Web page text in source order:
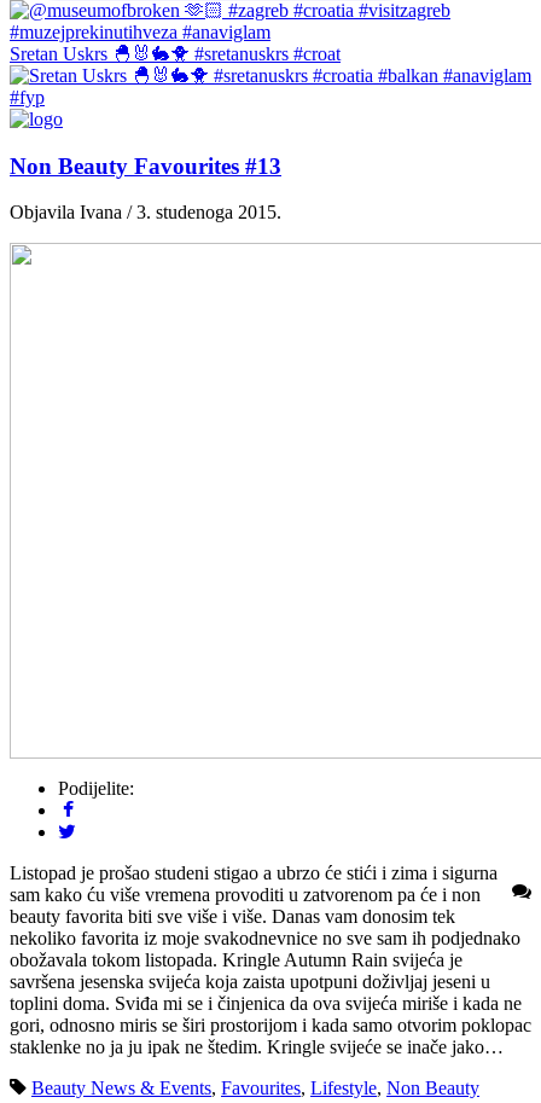
Sretan Uskrs 🐣🐰🐇🐥 #sretanuskrs #croat
Non Beauty Favourites #13
Objavila Ivana / 3. studenoga 2015.
Podijelite:
Listopad je prošao studeni stigao a ubrzo će stići i zima i sigurna
sam kako ću više vremena provoditi u zatvorenom pa će i non
beauty favorita biti sve više i više. Danas vam donosim tek
nekoliko favorita iz moje svakodnevnice no sve sam ih podjednako
obožavala tokom listopada. Kringle Autumn Rain svijeća je
savršena jesenska svijeća koja zaista upotpuni doživljaj jeseni u
toplini doma. Sviđa mi se i činjenica da ova svijeća miriše i kada ne
gori, odnosno miris se širi prostorijom i kada samo otvorim poklopac
staklenke no ja ju ipak ne štedim. Kringle svijeće se inače jako…
Beauty News & Events, Favourites, Lifestyle, Non Beauty